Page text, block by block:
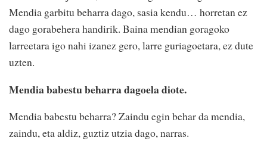
Mendia garbitu beharra dago, sasia kendu… horretan ez
dago gorabehera handirik. Baina mendian goragoko
larreetara igo nahi izanez gero, larre guriagoetara, ez dute
uzten.
Mendia babestu beharra dagoela diote.
Mendia babestu beharra? Zaindu egin behar da mendia,
zaindu, eta aldiz, guztiz utzia dago, narras.